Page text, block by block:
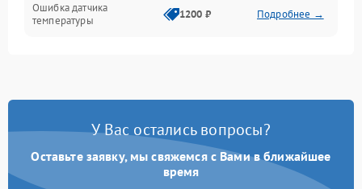
Ошибка датчика
температуры
1200 ₽ Подробнее →
Ошибка платы управления 1500 ₽ Подробнее →
1200 ₽
Не сохраняет настройки Подробнее →
У Вас остались вопросы?
Оставьте заявку, мы свяжемся с Вами в ближайшее
время